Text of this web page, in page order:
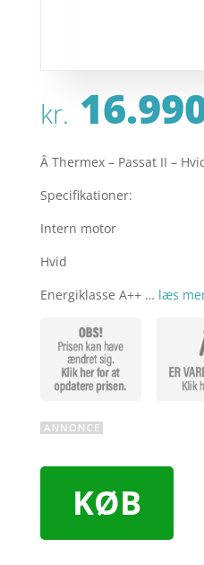
kr.
Â Thermex – Passat II –
Specifikationer:
Intern motor
Hvid
Energiklasse A++ … læs
KØB